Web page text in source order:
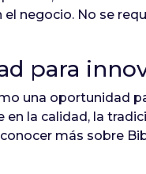
negocio. No se
para
una oportunidad
en la calidad, la
más sobre